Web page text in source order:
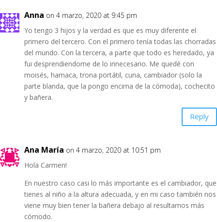
Anna on 4 marzo, 2020 at 9:45 pm
Yo tengo 3 hijos y la verdad es que es muy diferente el
primero del tercero. Con el primero tenía todas las chorradas
del mundo. Con la tercera, a parte que todo es heredado, ya
fui desprendiendome de lo innecesario. Me quedé con
moisés, hamaca, trona portátil, cuna, cambiador (solo la
parte blanda, que la pongo encima de la cómoda), cochecito
y bañera.
Reply
Ana María on 4 marzo, 2020 at 10:51 pm
Hola Carmen!
En nuestro caso casi lo más importante es el cambiador, que
tienes al niño a la altura adecuada, y en mi caso también nos
viene muy bien tener la bañera debajo al resultarnos más
cómodo.